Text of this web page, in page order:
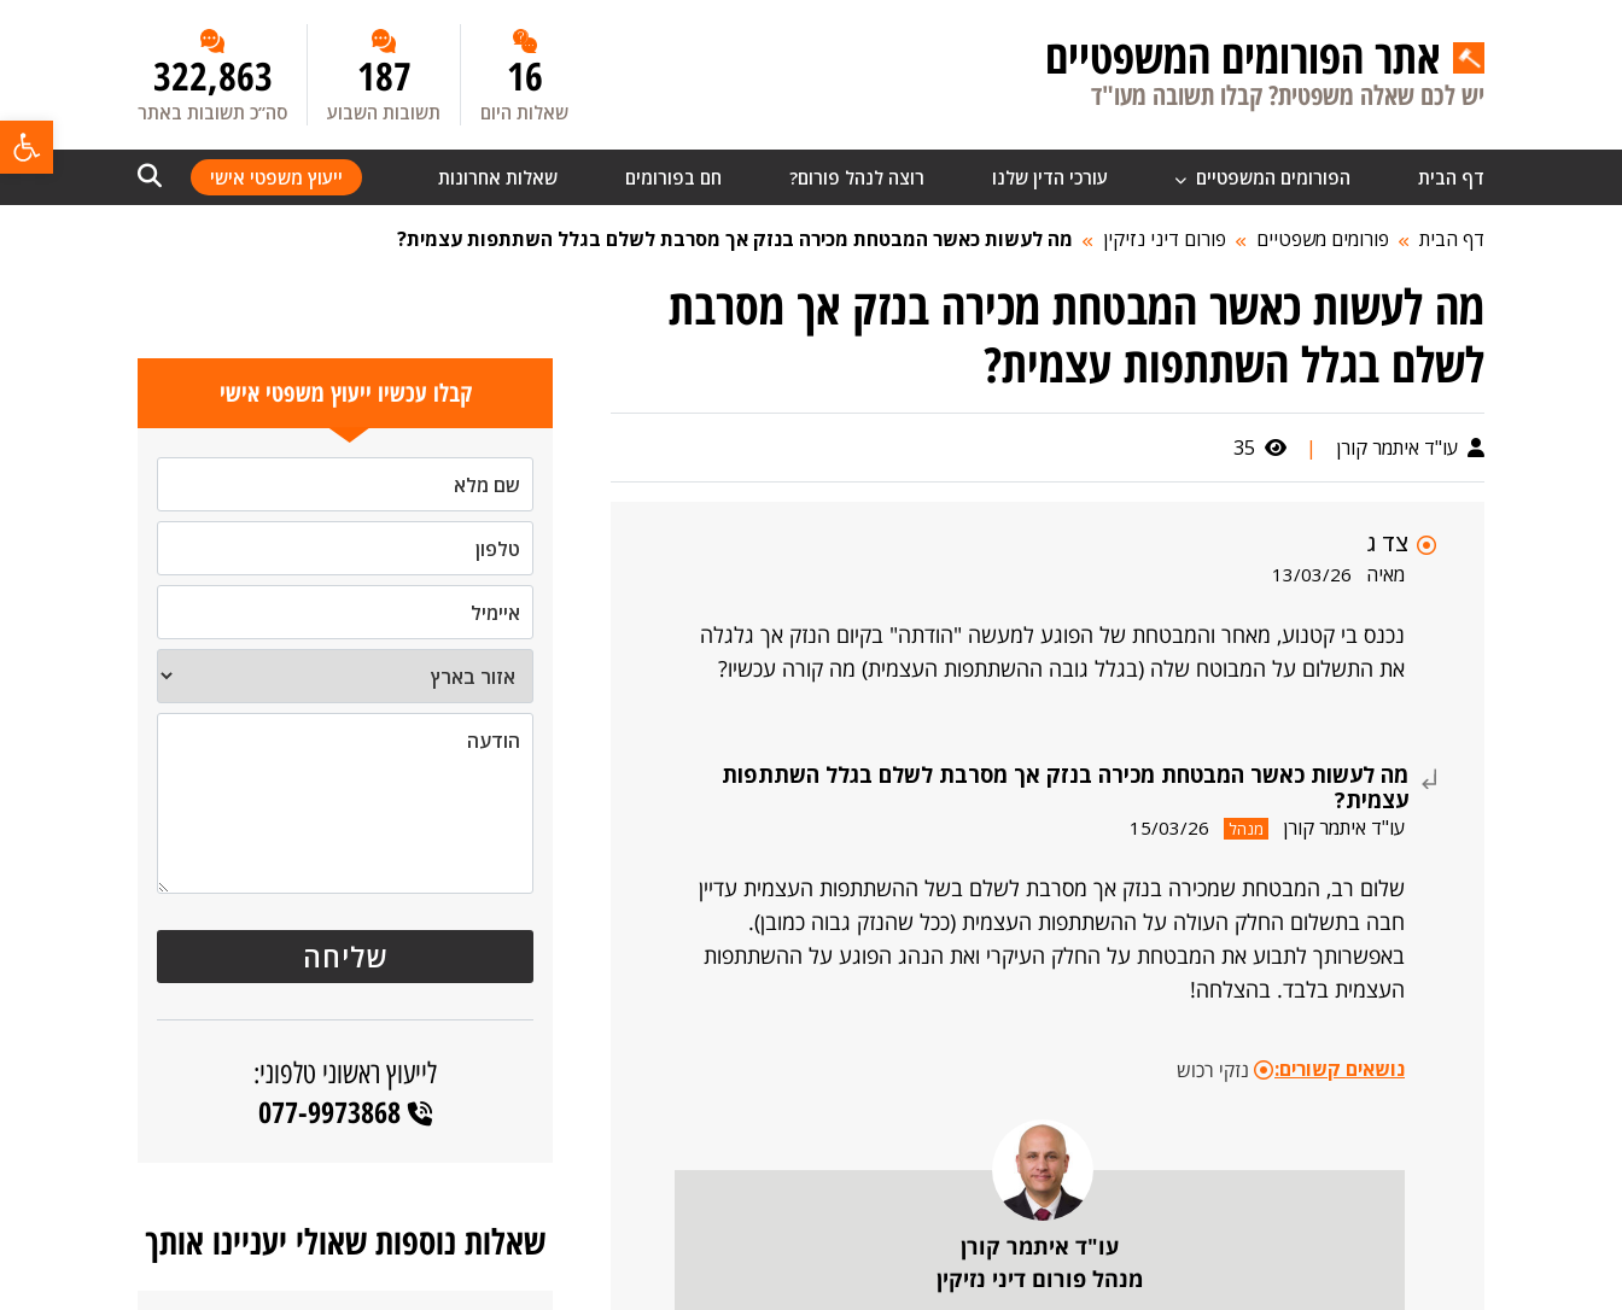
אתר הפורומים המשפטיים
יש לכם שאלה משפטית? קבלו תשובה מעו"ד 16
שאלות היום
187
תשובות השבוע
322,863
סה”כ תשובות באתר
דף הבית הפורומים המשפטיים עורכי הדין שלנו רוצה לנהל פורום? חם בפורומים שאלות אחרונות ייעוץ משפטי אישי
דף הבית פורומים משפטיים פורום דיני נזיקין מה לעשות כאשר המבטחת מכירה בנזק אך מסרבת לשלם בגלל השתתפות עצמית?
מה לעשות כאשר המבטחת מכירה בנזק אך מסרבת
לשלם בגלל השתתפות עצמית?
עו"ד איתמר קורן |
35
צד ג
מאיה 13/03/26
נכנס בי קטנוע, מאחר והמבטחת של הפוגע למעשה "הודתה" בקיום הנזק אך גלגלה
את התשלום על המבוטח שלה (בגלל גובה ההשתתפות העצמית) מה קורה עכשיו?
מה לעשות כאשר המבטחת מכירה בנזק אך מסרבת לשלם בגלל השתתפות
עצמית?
עו"ד איתמר קורן מנהל 15/03/26
שלום רב, המבטחת שמכירה בנזק אך מסרבת לשלם בשל ההשתתפות העצמית עדיין
חבה בתשלום החלק העולה על ההשתתפות העצמית (ככל שהנזק גבוה כמובן).
באפשרותך לתבוע את המבטחת על החלק העיקרי ואת הנהג הפוגע על ההשתתפות
העצמית בלבד. בהצלחה!
נושאים קשורים: נזקי רכוש
עו"ד איתמר קורן
מנהל פורום דיני נזיקין
קבלו עכשיו ייעוץ משפטי אישי
לייעוץ ראשוני טלפוני:
077-9973868
שאלות נוספות שאולי יעניינו אותך